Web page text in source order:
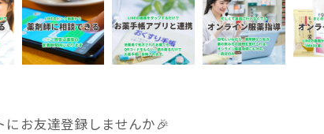
にお友達登録しませんか🎉